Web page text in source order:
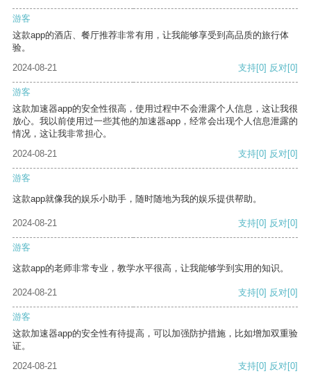
游客
这款app的酒店、餐厅推荐非常有用，让我能够享受到高品质的旅行体
验。
2024-08-21
支持[0] 反对[0]
游客
这款加速器app的安全性很高，使用过程中不会泄露个人信息，这让我很
放心。我以前使用过一些其他的加速器app，经常会出现个人信息泄露的
情况，这让我非常担心。
2024-08-21
支持[0] 反对[0]
游客
这款app就像我的娱乐小助手，随时随地为我的娱乐提供帮助。
2024-08-21 支持[0] 反对[0]
游客
这款app的老师非常专业，教学水平很高，让我能够学到实用的知识。
2024-08-21 支持[0] 反对[0]
游客
这款加速器app的安全性有待提高，可以加强防护措施，比如增加双重验
证。
2024-08-21
支持[0] 反对[0]